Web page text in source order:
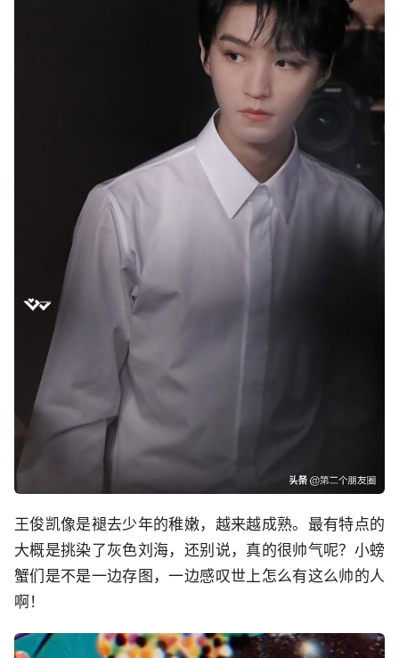
王俊凯像是褪去少年的稚嫩，越来越成熟。最有特点的
大概是挑染了灰色刘海，还别说，真的很帅气呢？小螃
蟹们是不是一边存图，一边感叹世上怎么有这么帅的人
啊！